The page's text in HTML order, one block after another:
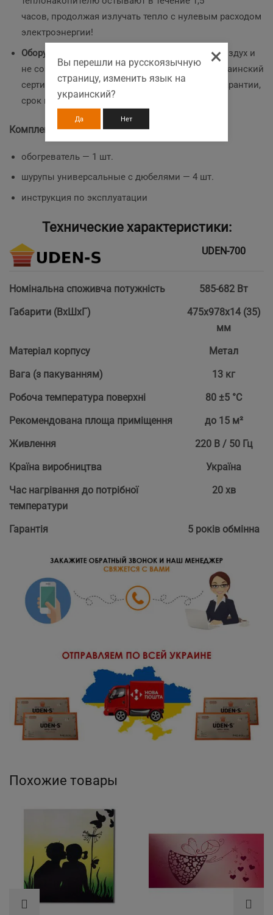
часов, продолжая излучать тепло с нулевым расходом
электроэнергии!
Оборудование экологичное
(не высушивает воздух и
не создаёт циркуляции пыли), безопасное
(украинский
сертификат и СЕ), надежное (5 лет обменной гарантии,
срок непрерывной эксплуатации — 25 лет).
Комплектация
обогреватель — 1 шт.
шурупы универсальные с дюбелями — 4 шт.
инструкция по эксплуатации
Технические характеристики:
UDEN-700
Номінальна споживча потужність
585-682 Вт
Габарити (ВхШхГ)
475х978х14 (35)
мм
Матеріал корпусу
Метал
Вага (з пакуванням)
13 кг
Робоча температура поверхні
80 ±5 °С
Рекомендована площа приміщення
до 15 м²
Живлення
220 В / 50 Гц
Країна виробництва
Україна
Час нагрівання до потрібної
температури
20 хв
Гарантія 5 років обмінна
Похожие товары
×
Вы перешли на русскоязычную
страницу, изменить язык на
украинский?
Да Нет